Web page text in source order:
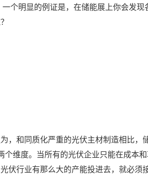
个明显的例证是，在储能展上你会发
，和同质化严重的光伏主材制造相比
维度。当所有的光伏企业只能在成
伏行业有那么大的产能投进去，就必须